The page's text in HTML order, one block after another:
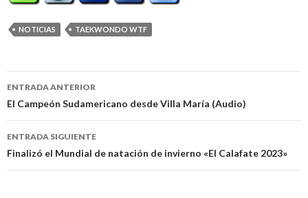
NOTICIAS TAEKWONDO WTF
Navegación
de
entradas
ENTRADA ANTERIOR
El Campeón Sudamericano desde Villa María (Audio)
ENTRADA SIGUIENTE
Finalizó el Mundial de natación de invierno «El Calafate 2023»